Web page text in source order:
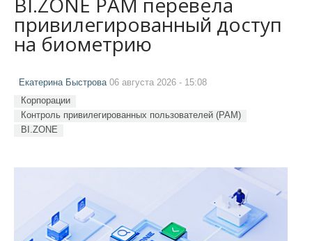
привилегированный доступ
на биометрию
Екатерина Быстрова 06 августа 2026 - 15:08
Корпорации
Контроль привилегированных пользователей (PAM)
BI.ZONE